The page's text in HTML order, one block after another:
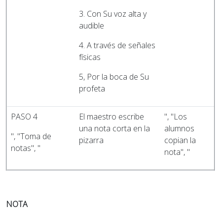
3. Con Su voz alta y
audible
4. A través de señales
físicas
5, Por la boca de Su
profeta
PASO 4
", "Toma de
notas", "
El maestro escribe
una nota corta en la
pizarra
", "Los
alumnos
copian la
nota", "
NOTA